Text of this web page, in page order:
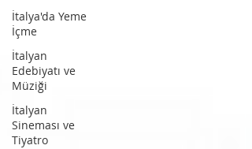
İtalya'da Yeme
İçme
İtalyan
Edebiyatı ve
Müziği
İtalyan
Sineması ve
Tiyatro